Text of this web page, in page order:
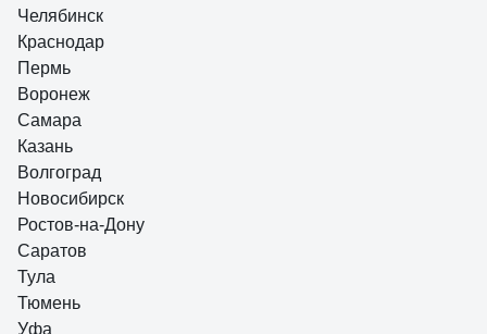
Отзыв о пиле Makita HS6601
Стифеев Сергей Анатольевич
1. Оптимальное соотношение технических параметров,
цены, качества и комплектации (HS6601J с систейнером
Makpac) 2. лёгкая и достаточно мощная пила 3.
отсутствие расклинивающего ножа 4. металлическая
основание 6. возможность точной регулировки
параллельности и перпендикулярности диска
относительно подошвы пилы 7. продуманная до мелочей
конструкция пилы. 8. подробная, грамотная инструкция.
Челябинск
Краснодар
Пермь
Воронеж
Самара
Казань
Волгоград
Новосибирск
Ростов-на-Дону
Саратов
Тула
Тюмень
Уфа